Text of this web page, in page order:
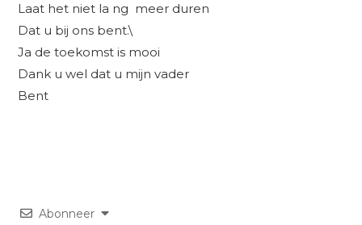
Laat het niet la ng meer duren
Dat u bij ons bent.\
Ja de toekomst is mooi
Dank u wel dat u mijn vader
Bent
Abonneer